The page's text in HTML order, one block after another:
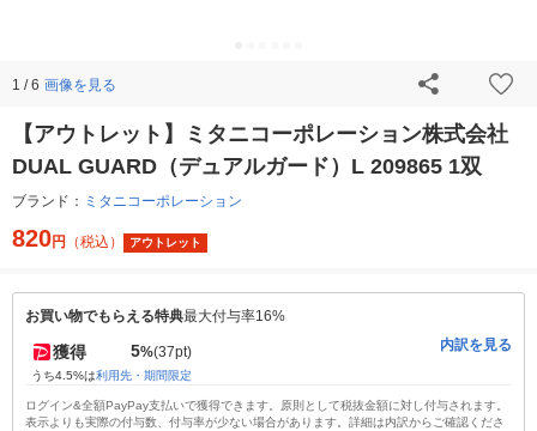
1 / 6 画像を見る
【アウトレット】ミタニコーポレーション株式会社
DUAL GUARD（デュアルガード）L 209865 1双
ブランド： ミタニコーポレーション
820円 （税込） アウトレット
お買い物でもらえる特典最大付与率16%
獲得 5%(37pt)
うち4.5%は利用先・期間限定
内訳を見る
ログイン&全額PayPay支払いで獲得できます。原則として税抜金額に対し付与されます。
表示よりも実際の付与数、付与率が少ない場合があります。詳細は内訳からご確認くださ